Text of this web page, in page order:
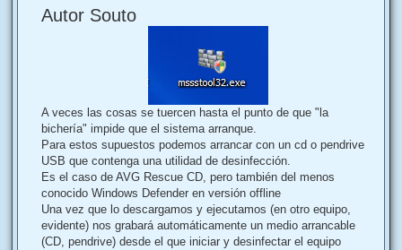
n
s
Autor Souto
A veces las cosas se tuercen hasta el punto de que "la
bichería" impide que el sistema arranque.
Para estos supuestos podemos arrancar con un cd o pendrive
USB que contenga una utilidad de desinfección.
Es el caso de AVG Rescue CD, pero también del menos
conocido Windows Defender en versión offline
Una vez que lo descargamos y ejecutamos (en otro equipo,
evidente) nos grabará automáticamente un medio arrancable
(CD, pendrive) desde el que iniciar y desinfectar el equipo